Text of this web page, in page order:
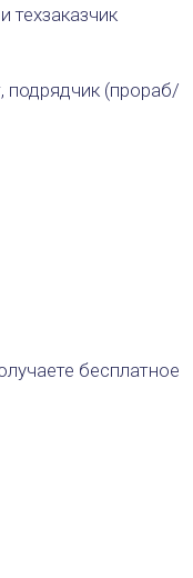
техзаказчик
подрядчик (прораб/
бесплатное